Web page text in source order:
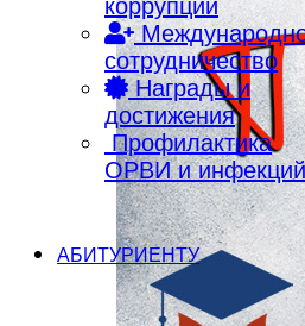
коррупции
сотрудничество
Награды и
достижения
Профилактика
ОРВИ и инфекций
АБИТУРИЕНТУ